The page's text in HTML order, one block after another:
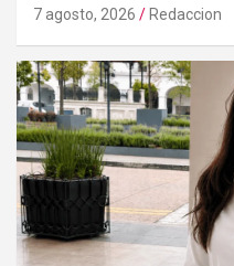
7 agosto, 2026 Redaccion